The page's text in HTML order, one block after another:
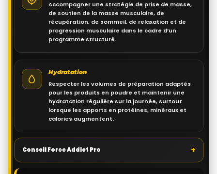
Accompagner une stratégie de prise de masse,
de soutien de la masse musculaire, de
récupération, de sommeil, de relaxation et de
progression musculaire dans le cadre d’un
programme structuré.
Hydratation
Respecter les volumes de préparation adaptés
pour les produits en poudre et maintenir une
hydratation régulière sur la journée, surtout
lorsque les apports en protéines, minéraux et
calories augmentent.
Conseil Force Addict Pro +